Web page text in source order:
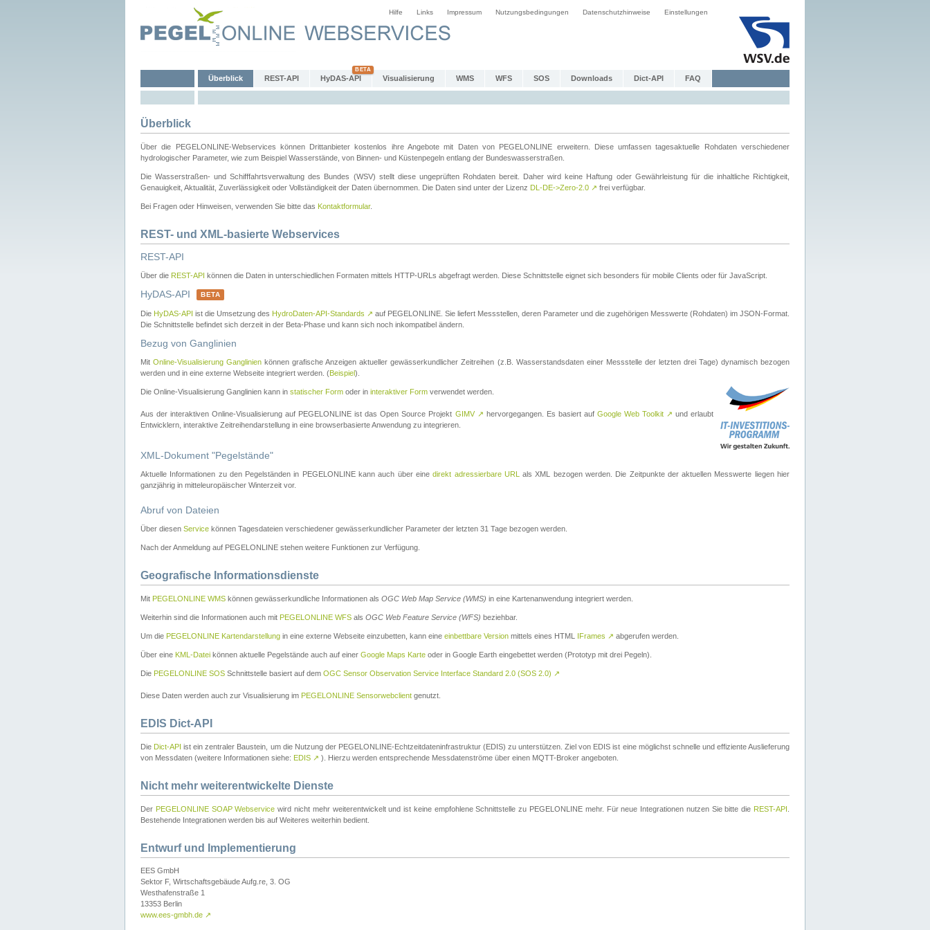
Hilfe Links Impressum Nutzungsbedingungen Datenschutzhinweise Einstellungen
Überblick REST-API HyDAS-API Visualisierung WMS WFS SOS Downloads Dict-API FAQ
Überblick
Über die PEGELONLINE-Webservices können Drittanbieter kostenlos ihre Angebote mit Daten von PEGELONLINE erweitern. Diese umfassen tagesaktuelle Rohdaten verschiedener
hydrologischer Parameter, wie zum Beispiel Wasserstände, von Binnen- und Küstenpegeln entlang der Bundeswasserstraßen.
Die Wasserstraßen- und Schifffahrtsverwaltung des Bundes (WSV) stellt diese ungeprüften Rohdaten bereit. Daher wird keine Haftung oder Gewährleistung für die inhaltliche Richtigkeit,
Genauigkeit, Aktualität, Zuverlässigkeit oder Vollständigkeit der Daten übernommen. Die Daten sind unter der Lizenz DL-DE->Zero-2.0 ↗ frei verfügbar.
Bei Fragen oder Hinweisen, verwenden Sie bitte das Kontaktformular.
REST- und XML-basierte Webservices
REST-API
Über die REST-API können die Daten in unterschiedlichen Formaten mittels HTTP-URLs abgefragt werden. Diese Schnittstelle eignet sich besonders für mobile Clients oder für JavaScript.
HyDAS-API BETA
Die HyDAS-API ist die Umsetzung des HydroDaten-API-Standards ↗ auf PEGELONLINE. Sie liefert Messstellen, deren Parameter und die zugehörigen Messwerte (Rohdaten) im JSON-Format.
Die Schnittstelle befindet sich derzeit in der Beta-Phase und kann sich noch inkompatibel ändern.
Bezug von Ganglinien
MitOnline-Visualisierung Ganglinien können grafische Anzeigen aktueller gewässerkundlicher Zeitreihen (z.B. Wasserstandsdaten einer Messstelle der letzten drei Tage) dynamisch bezogen
werden und in eine externe Webseite integriert werden. (Beispiel).
Die Online-Visualisierung Ganglinien kann in statischer Form oder in interaktiver Form verwendet werden.
Aus der interaktiven Online-Visualisierung auf PEGELONLINE ist das Open Source Projekt GIMV ↗ hervorgegangen. Es basiert auf Google Web Toolkit ↗ und erlaubt
Entwicklern, interaktive Zeitreihendarstellung in eine browserbasierte Anwendung zu integrieren.
XML-Dokument "Pegelstände"
Aktuelle Informationen zu den Pegelständen in PEGELONLINE kann auch über einedirekt adressierbare URL
als XML bezogen werden. Die Zeitpunkte der aktuellen Messwerte liegen hier
ganzjährig in mitteleuropäischer Winterzeit vor.
Abruf von Dateien
Über diesen Service können Tagesdateien verschiedener gewässerkundlicher Parameter der letzten 31 Tage bezogen werden.
Nach der Anmeldung auf PEGELONLINE stehen weitere Funktionen zur Verfügung.
Geografische Informationsdienste
Mit PEGELONLINE WMS können gewässerkundliche Informationen als OGC Web Map Service (WMS) in eine Kartenanwendung integriert werden.
Weiterhin sind die Informationen auch mit PEGELONLINE WFS als OGC Web Feature Service (WFS) beziehbar.
Um die PEGELONLINE Kartendarstellung in eine externe Webseite einzubetten, kann eine einbettbare Version mittels eines HTML IFrames ↗ abgerufen werden.
Über eine KML-Datei können aktuelle Pegelstände auch auf einer Google Maps Karte oder in Google Earth eingebettet werden (Prototyp mit drei Pegeln).
Die PEGELONLINE SOS Schnittstelle basiert auf dem OGC Sensor Observation Service Interface Standard 2.0 (SOS 2.0) ↗
Diese Daten werden auch zur Visualisierung im PEGELONLINE Sensorwebclient genutzt.
EDIS Dict-API
Die Dict-API ist ein zentraler Baustein, um die Nutzung der PEGELONLINE-Echtzeitdateninfrastruktur (EDIS) zu unterstützen. Ziel von EDIS ist eine möglichst schnelle und effiziente Auslieferung
von Messdaten (weitere Informationen siehe: EDIS ↗ ). Hierzu werden entsprechende Messdatenströme über einen MQTT-Broker angeboten.
Nicht mehr weiterentwickelte Dienste
Der PEGELONLINE SOAP Webservice wird nicht mehr weiterentwickelt und ist keine empfohlene Schnittstelle zu PEGELONLINE mehr. Für neue Integrationen nutzen Sie bitte die REST-API
Bestehende Integrationen werden bis auf Weiteres weiterhin bedient.
Entwurf und Implementierung
EES GmbH
Sektor F, Wirtschaftsgebäude Aufg.re, 3. OG
Westhafenstraße 1
13353 Berlin
www.ees-gmbh.de ↗